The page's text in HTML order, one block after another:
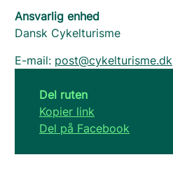
Ansvarlig enhed
Dansk Cykelturisme
E-mail: post@cykelturisme.dk
Del ruten
Kopier link
Del på Facebook